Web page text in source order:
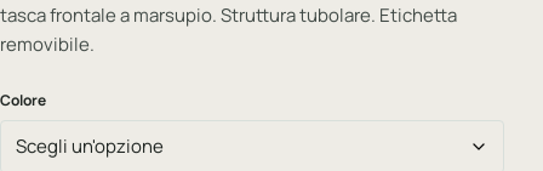
tasca frontale a marsupio. Struttura tubolare. Etichetta
removibile.
Colore